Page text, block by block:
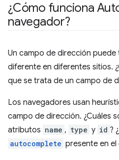
¿Cómo funciona
navegador?
Un campo de dirección
diferente en diferentes sitios.
que se trata de un campo de
Los navegadores usan
campo de dirección. ¿Cuáles
atributos name , type y id ?
autocomplete presente en